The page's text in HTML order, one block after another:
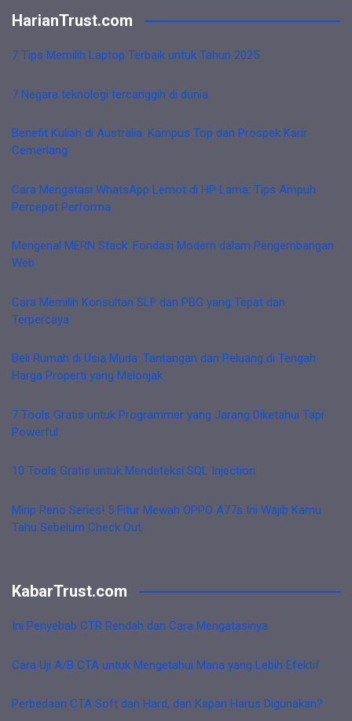
HarianTrust.com
7 Tips Memilih Laptop Terbaik untuk Tahun 2025
7 Negara teknologi tercanggih di dunia
Benefit Kuliah di Australia: Kampus Top dan Prospek Karir
Cemerlang
Cara Mengatasi WhatsApp Lemot di HP Lama: Tips Ampuh
Percepat Performa
Mengenal MERN Stack: Fondasi Modern dalam Pengembangan
Web
Cara Memilih Konsultan SLF dan PBG yang Tepat dan
Terpercaya
Beli Rumah di Usia Muda: Tantangan dan Peluang di Tengah
Harga Properti yang Melonjak
7 Tools Gratis untuk Programmer yang Jarang Diketahui Tapi
Powerful
10 Tools Gratis untuk Mendeteksi SQL Injection
Mirip Reno Series! 5 Fitur Mewah OPPO A77s Ini Wajib Kamu
Tahu Sebelum Check Out
KabarTrust.com
Ini Penyebab CTR Rendah dan Cara Mengatasinya
Cara Uji A/B CTA untuk Mengetahui Mana yang Lebih Efektif
Perbedaan CTA Soft dan Hard, dan Kapan Harus Digunakan?